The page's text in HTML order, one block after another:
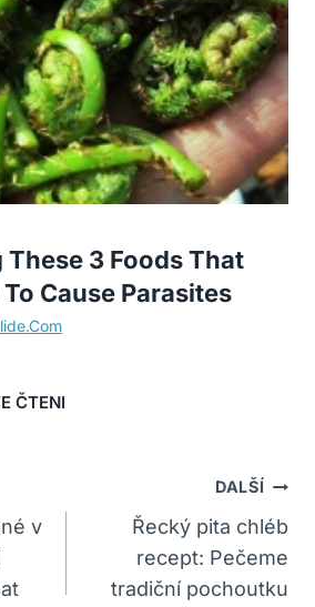
These 3 Foods That
Cause Parasites
v
DALŠÍ
Řecký pita chléb
recept: Pečeme
tradiční pochoutku